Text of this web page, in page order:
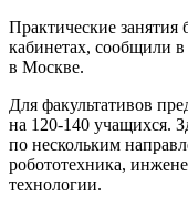
Практические занятия
кабинетах, сообщили
в Москве.
Для факультативов
на 120-140 учащихся.
по нескольким
робототехника,
технологии.